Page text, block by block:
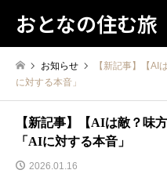
おとなの住む旅
お知らせ
【新記事】【AI
に対する本音」
【新記事】【AIは敵？味
「AIに対する本音」
2026.01.16